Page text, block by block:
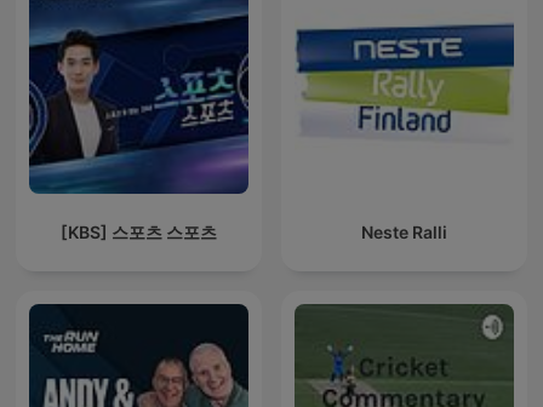
[KBS] 스포츠 스포츠 Neste Ralli